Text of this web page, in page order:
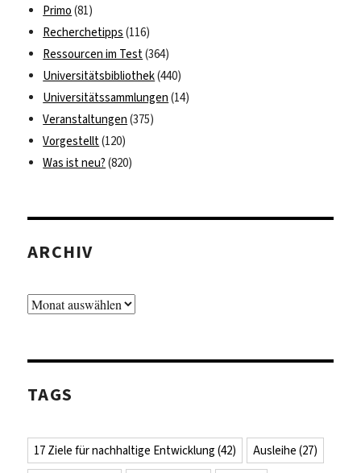
Primo (81)
Recherchetipps (116)
Ressourcen im Test(364)
Universitätsbibliothek(440)
Universitätssammlungen (14)
Veranstaltungen (375)
Vorgestellt(120)
Was ist neu? (820)
ARCHIV
Archiv
TAGS
17 Ziele für nachhaltige Entwicklung (42) Ausleihe (27)